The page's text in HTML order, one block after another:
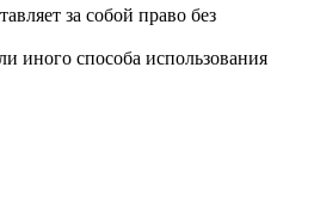
за собой право без
иного способа использования